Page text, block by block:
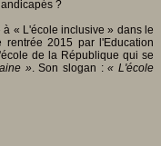
« L'école inclusive » dans le
2015 par l'Education
de la République qui se
». Son slogan :« L'école